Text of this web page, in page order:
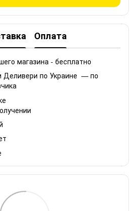
Оплата
магазина - бесплатно
Деливери по Украине — по